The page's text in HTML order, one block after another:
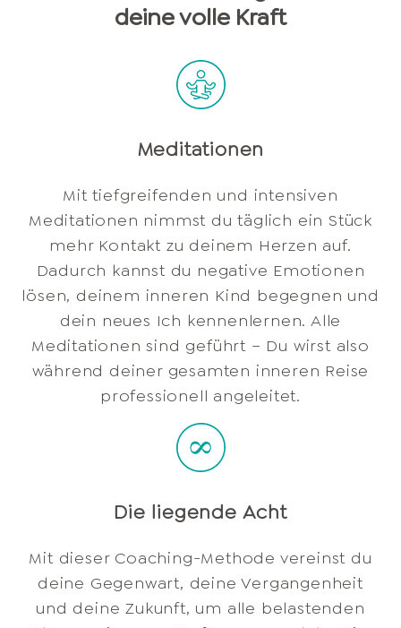
deine volle Kraft
Meditationen
Mit tiefgreifenden und intensiven
Meditationen nimmst du täglich ein Stück
mehr Kontakt zu deinem Herzen auf.
Dadurch kannst du negative Emotionen
lösen, deinem inneren Kind begegnen und
dein neues Ich kennenlernen. Alle
Meditationen sind geführt – Du wirst also
während deiner gesamten inneren Reise
professionell angeleitet.
Die liegende Acht
Mit dieser Coaching-Methode vereinst du
deine Gegenwart, deine Vergangenheit
und deine Zukunft, um alle belastenden